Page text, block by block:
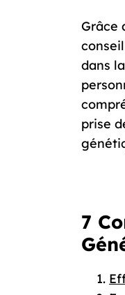
Grâce
dans
prise
7